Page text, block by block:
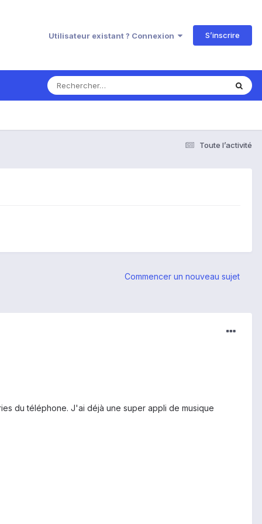
Utilisateur existant ? Connexion S’inscrire
Toute l’activité
Commencer un nouveau sujet
du téléphone. J'ai déjà une super appli de musique